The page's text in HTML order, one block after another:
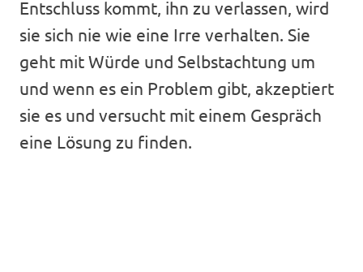
Entschluss kommt, ihn zu verlassen, wird
sie sich nie wie eine Irre verhalten. Sie
geht mit Würde und Selbstachtung um
und wenn es ein Problem gibt, akzeptiert
sie es und versucht mit einem Gespräch
eine Lösung zu finden.